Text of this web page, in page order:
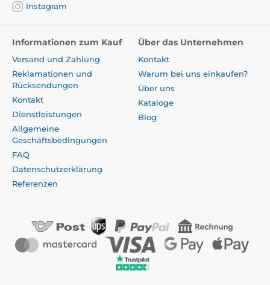
Instagram
Informationen zum Kauf
Versand und Zahlung
Reklamationen und
Rücksendungen
Kontakt
Dienstleistungen
Allgemeine
Geschäftsbedingungen
FAQ
Datenschutzerklärung
Referenzen
Über das Unternehmen
Kontakt
Warum bei uns einkaufen?
Über uns
Kataloge
Blog